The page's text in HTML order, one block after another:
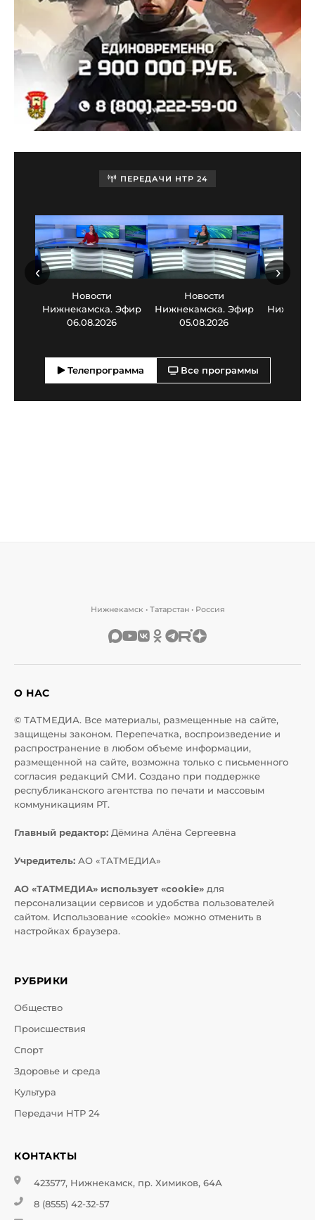
ПЕРЕДАЧИ НТР 24
Новости
Нижнекамска. Эфир
06.08.2026
Новости
Нижнекамска. Эфир
05.08.2026
‹ ›
Телепрограмма Все программы
Нижнекамск • Татарстан • Россия
О НАС
© ТАТМЕДИА. Все материалы, размещенные на сайте,
защищены законом. Перепечатка, воспроизведение и
распространение в любом объеме информации,
размещенной на сайте, возможна только с письменного
согласия редакций СМИ. Создано при поддержке
республиканского агентства по печати и массовым
коммуникациям РТ.
Главный редактор: Дёмина Алёна Сергеевна
Учредитель: АО «ТАТМЕДИА»
АО «ТАТМЕДИА» использует «cookie» для
персонализации сервисов и удобства пользователей
сайтом. Использование «cookie» можно отменить в
настройках браузера.
РУБРИКИ
Общество
Происшествия
Спорт
Здоровье и среда
Культура
Передачи НТР 24
КОНТАКТЫ
423577, Нижнекамск, пр. Химиков, 64А
8 (8555) 42-32-57